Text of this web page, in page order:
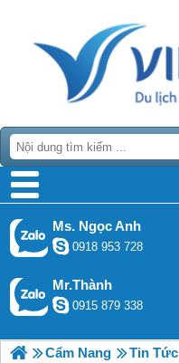
Ms. Ngọc Anh
0918 953 728
Mr.Thành
0915 879 338
Cẩm Nang
Tin Tức